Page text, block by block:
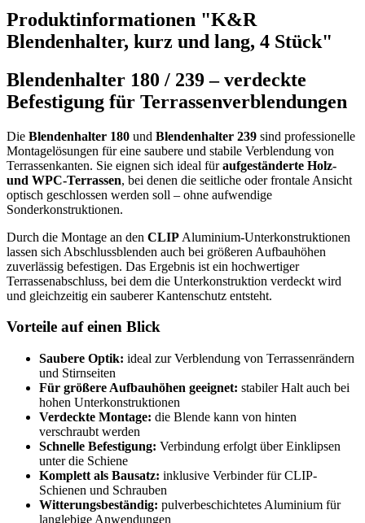
Produktinformationen "K&R
Blendenhalter, kurz und lang, 4 Stück"
Blendenhalter 180 / 239 – verdeckte
Befestigung für Terrassenverblendungen
Die Blendenhalter 180 und Blendenhalter 239 sind professionelle
Montagelösungen für eine saubere und stabile Verblendung von
Terrassenkanten. Sie eignen sich ideal füraufgeständerte Holz-
und WPC-Terrassen, bei denen die seitliche oder frontale Ansicht
optisch geschlossen werden soll – ohne aufwendige
Sonderkonstruktionen.
Durch die Montage an den CLIP Aluminium-Unterkonstruktionen
lassen sich Abschlussblenden auch bei größeren Aufbauhöhen
zuverlässig befestigen. Das Ergebnis ist ein hochwertiger
Terrassenabschluss, bei dem die Unterkonstruktion verdeckt wird
und gleichzeitig ein sauberer Kantenschutz entsteht.
Vorteile auf einen Blick
Saubere Optik: ideal zur Verblendung von Terrassenrändern
und Stirnseiten
Für größere Aufbauhöhen geeignet: stabiler Halt auch bei
hohen Unterkonstruktionen
Verdeckte Montage: die Blende kann von hinten
verschraubt werden
Schnelle Befestigung: Verbindung erfolgt über Einklipsen
unter die Schiene
Komplett als Bausatz: inklusive Verbinder für CLIP-
Schienen und Schrauben
Witterungsbeständig: pulverbeschichtetes Aluminium für
langlebige Anwendungen